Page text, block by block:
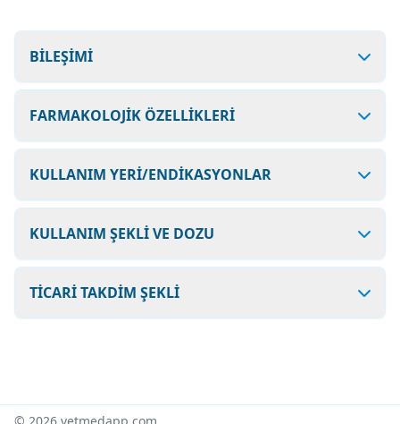
BİLEŞİMİ
FARMAKOLOJİK ÖZELLİKLERİ
KULLANIM YERİ/ENDİKASYONLAR
KULLANIM ŞEKLİ VE DOZU
TİCARİ TAKDİM ŞEKLİ